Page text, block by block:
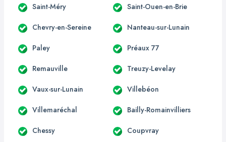
Saint-Méry Saint-Ouen-en-Brie
Chevry-en-Sereine Nanteau-sur-Lunain
Paley Préaux 77
Remauville Treuzy-Levelay
Vaux-sur-Lunain Villebéon
Villemaréchal Bailly-Romainvilliers
Chessy Coupvray